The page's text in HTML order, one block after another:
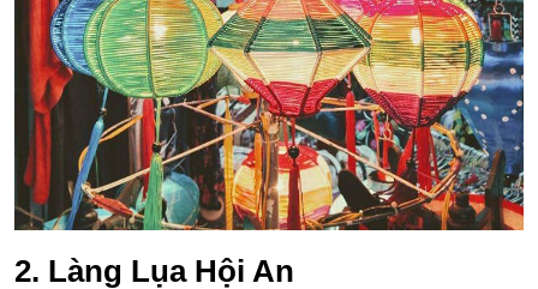
2. Làng Lụa Hội An